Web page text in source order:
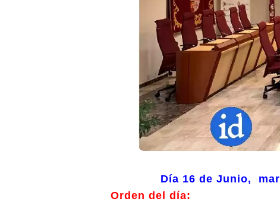
Día 16 de Junio,
Orden del día: